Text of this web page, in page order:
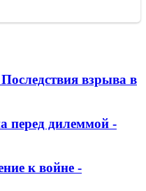
взрыва в
перед дилеммой -
к войне -